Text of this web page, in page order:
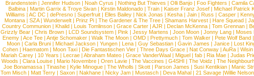
Brandenstein| Jennifer Hudson| Noah Cyrus | Nothing But Thieves | Olli Banjo| Foo Fighters | Camila
Balbina | Martin Garrix & Troye Sivan | Kirstin Maldonado | Train | Kaiser Franz Josef | Michael Patrick
Williams | AC DC| dePresno| Superfruit| Elles Bailey| Nick Jonas | Kesha| Jain| Russ | Casper|
Montana| SZA| Wunderwelt| Prinz Pi| The Gardener & The Tree| Shamans Harvest| Hare Squead|
Country Communion | Khalid | Louis Tomlinson | Grace Carter | AJR | Declan McKenna | Tom Grennan |
Grizzly Bear | Chris Brown | LCD Soundsystem | Pink | Jessy Martens | Joon Moon | Jonny Lang | Moses
Enemy | Ace Tee | Antje Schomaker | Walk The Moon | OMD | Prettymuch | Tom Walker | Pete Wolf Band |
Moon| Carla Bruni| Michael Jackson| Yungen| Lena| Guy Sebastian| Gavin James | Janice| Lost
Cohen| Haematom| Moon Taxi| Die Fantastischen Vier| Three Days Grace| Nat Conway| AuRa| Wisin
Mariah Carey | 10 Years | Lecrae | Abraham Mateo | Grace VanderWaal | Miguel | fab | Ria Mae | Judas
Woods | Clara Louise| Mario Novembre| Oren Lavie| The Vaccines | G4SHI | The Voidz | The
Joe Bonamassa | Tinashe | Kylie Minogue | The Wholls | Skott | Parson James | Susi Kentikian | Manic
Tom Misch| Matt Terry| Saxon| Nakhane| Nicky Jam| Mustasch| Deva Mahal| 21 Savage|Willie Nelson